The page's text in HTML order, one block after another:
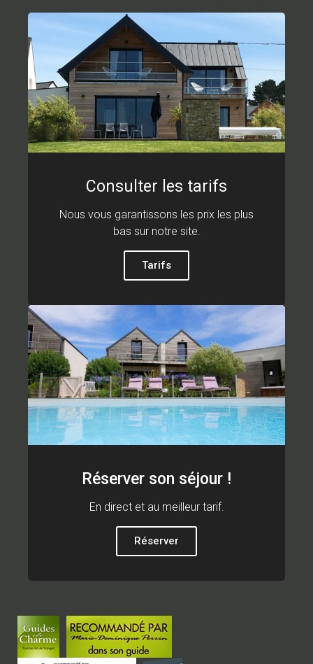
Consulter les tarifs
Nous vous garantissons les prix les plus
bas sur notre site.
Tarifs
Réserver son séjour !
En direct et au meilleur tarif.
Réserver